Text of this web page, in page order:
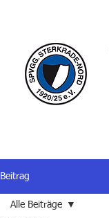
Beitrag
Alle Beiträge